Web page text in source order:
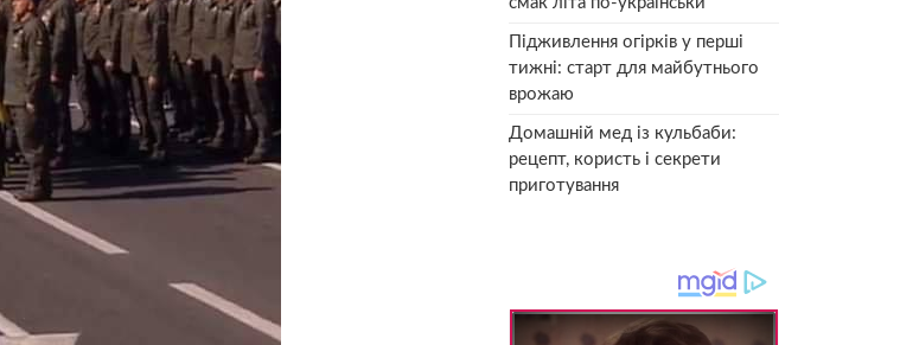
Підживлення огірків у перші
тижні: старт для майбутнього
врожаю
Домашній мед із кульбаби:
рецепт, користь і секрети
приготування